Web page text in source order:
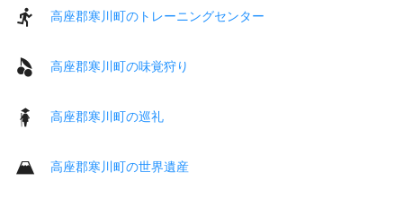
高座郡寒川町のトレーニングセンター
高座郡寒川町の味覚狩り
高座郡寒川町の巡礼
高座郡寒川町の世界遺産